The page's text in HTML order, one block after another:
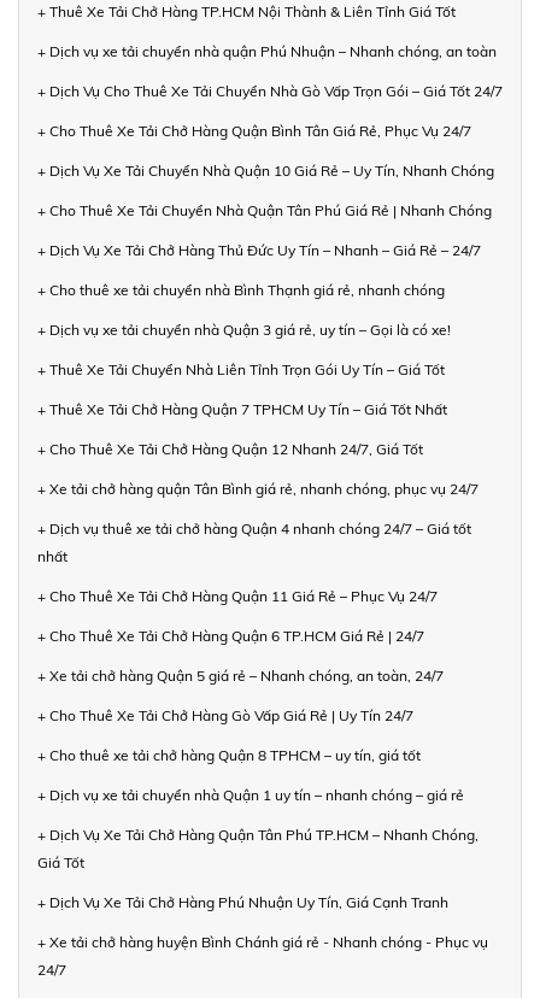
+ Thuê Xe Tải Chở Hàng TP.HCM Nội Thành & Liên Tỉnh Giá Tốt
+ Dịch vụ xe tải chuyển nhà quận Phú Nhuận – Nhanh chóng, an toàn
+ Dịch Vụ Cho Thuê Xe Tải Chuyển Nhà Gò Vấp Trọn Gói – Giá Tốt 24/7
+ Cho Thuê Xe Tải Chở Hàng Quận Bình Tân Giá Rẻ, Phục Vụ 24/7
+ Dịch Vụ Xe Tải Chuyển Nhà Quận 10 Giá Rẻ – Uy Tín, Nhanh Chóng
+ Cho Thuê Xe Tải Chuyển Nhà Quận Tân Phú Giá Rẻ | Nhanh Chóng
+ Dịch Vụ Xe Tải Chở Hàng Thủ Đức Uy Tín – Nhanh – Giá Rẻ – 24/7
+ Cho thuê xe tải chuyển nhà Bình Thạnh giá rẻ, nhanh chóng
+ Dịch vụ xe tải chuyển nhà Quận 3 giá rẻ, uy tín – Gọi là có xe!
+ Thuê Xe Tải Chuyển Nhà Liên Tỉnh Trọn Gói Uy Tín – Giá Tốt
+ Thuê Xe Tải Chở Hàng Quận 7 TPHCM Uy Tín – Giá Tốt Nhất
+ Cho Thuê Xe Tải Chở Hàng Quận 12 Nhanh 24/7, Giá Tốt
+ Xe tải chở hàng quận Tân Bình giá rẻ, nhanh chóng, phục vụ 24/7
+ Dịch vụ thuê xe tải chở hàng Quận 4 nhanh chóng 24/7 – Giá tốt
nhất
+ Cho Thuê Xe Tải Chở Hàng Quận 11 Giá Rẻ – Phục Vụ 24/7
+ Cho Thuê Xe Tải Chở Hàng Quận 6 TP.HCM Giá Rẻ | 24/7
+ Xe tải chở hàng Quận 5 giá rẻ – Nhanh chóng, an toàn, 24/7
+ Cho Thuê Xe Tải Chở Hàng Gò Vấp Giá Rẻ | Uy Tín 24/7
+ Cho thuê xe tải chở hàng Quận 8 TPHCM – uy tín, giá tốt
+ Dịch vụ xe tải chuyển nhà Quận 1 uy tín – nhanh chóng – giá rẻ
+ Dịch Vụ Xe Tải Chở Hàng Quận Tân Phú TP.HCM – Nhanh Chóng,
Giá Tốt
+ Dịch Vụ Xe Tải Chở Hàng Phú Nhuận Uy Tín, Giá Cạnh Tranh
+ Xe tải chở hàng huyện Bình Chánh giá rẻ - Nhanh chóng - Phục vụ
24/7